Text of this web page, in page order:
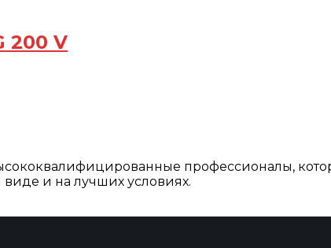
200 V
профессионалы,
и на лучших условиях.